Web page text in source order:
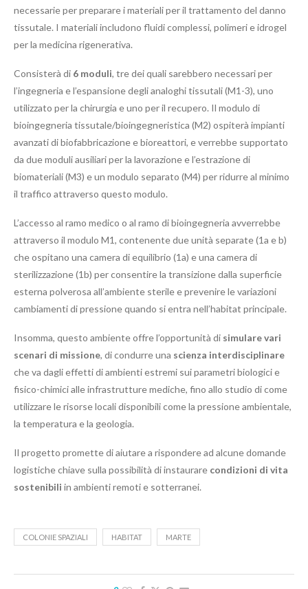
necessarie per preparare i materiali per il trattamento del danno
tissutale. I materiali includono fluidi complessi, polimeri e idrogel
per la medicina rigenerativa.
Consisterà di 6 moduli, tre dei quali sarebbero necessari per
l’ingegneria e l’espansione degli analoghi tissutali (M1-3), uno
utilizzato per la chirurgia e uno per il recupero. Il modulo di
bioingegneria tissutale/bioingegneristica (M2) ospiterà impianti
avanzati di biofabbricazione e bioreattori, e verrebbe supportato
da due moduli ausiliari per la lavorazione e l’estrazione di
biomateriali (M3) e un modulo separato (M4) per ridurre al minimo
il traffico attraverso questo modulo.
L’accesso al ramo medico o al ramo di bioingegneria avverrebbe
attraverso il modulo M1, contenente due unità separate (1a e b)
che ospitano una camera di equilibrio (1a) e una camera di
sterilizzazione (1b) per consentire la transizione dalla superficie
esterna polverosa all’ambiente sterile e prevenire le variazioni
cambiamenti di pressione quando si entra nell’habitat principale.
Insomma, questo ambiente offre l’opportunità di simulare vari
scenari di missione, di condurre una scienza interdisciplinare
che va dagli effetti di ambienti estremi sui parametri biologici e
fisico-chimici alle infrastrutture mediche, fino allo studio di come
utilizzare le risorse locali disponibili come la pressione ambientale,
la temperatura e la geologia.
Il progetto promette di aiutare a rispondere ad alcune domande
logistiche chiave sulla possibilità di instaurare condizioni di vita
sostenibili in ambienti remoti e sotterranei.
COLONIE SPAZIALI HABITAT MARTE